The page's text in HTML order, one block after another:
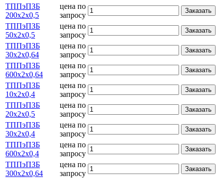
ТППэПЗБ
200х2х0,5
цена по
запросу
Заказать
ТППэПЗБ
50х2х0,5
цена по
запросу
Заказать
ТППэПЗБ
30х2х0,64
цена по
запросу
Заказать
ТППэПЗБ
600х2х0,64
цена по
запросу
Заказать
ТППэПЗБ
10х2х0,4
цена по
запросу
Заказать
ТППэПЗБ
20х2х0,5
цена по
запросу
Заказать
ТППэПЗБ
30х2х0,4
цена по
запросу
Заказать
ТППэПЗБ
600х2х0,4
цена по
запросу
Заказать
ТППэПЗБ
300х2х0,64
цена по
запросу
Заказать